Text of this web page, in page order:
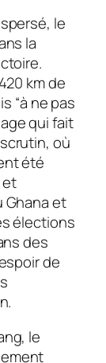
le
la
km de
“à ne pas
qui fait
où
été
et
Ghana et
élections
des
de
le